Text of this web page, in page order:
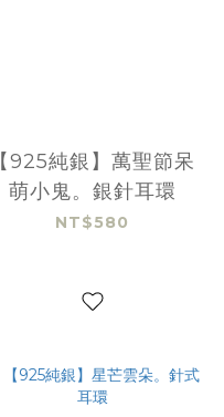
【925純銀】萬聖節呆
萌小鬼。銀針耳環
NT$580